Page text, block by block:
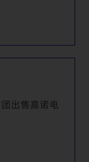
供法律服务。
投资项目提供法
出售嘉诺电